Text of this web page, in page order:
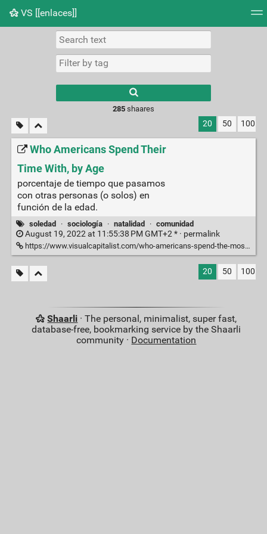
VS [[enlaces]]
Picture wall
285shaares
20 50 100
Who Americans Spend Their
Time With, by Age
porcentaje de tiempo que pasamos
con otras personas (o solos) en
función de la edad.
soledad · sociología · natalidad · comunidad
August 19, 2022 at 11:55:38 PM GMT+2 * · permalink
https://www.visualcapitalist.com/who-americans-spend-the-most-time-with-by-age/
20 50 100
Shaarli · The personal, minimalist, super fast,
database-free, bookmarking service by the Shaarli
community · Documentation